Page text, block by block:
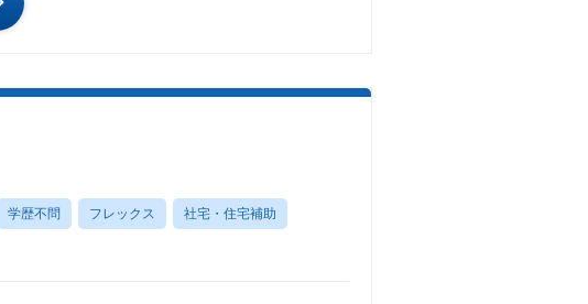
学歴不問 フレックス 社宅・住宅補助